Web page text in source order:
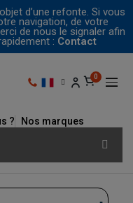
d’une refonte. Si vous
navigation, de votre
de nous le signaler afin
: Contact
? Nos marques